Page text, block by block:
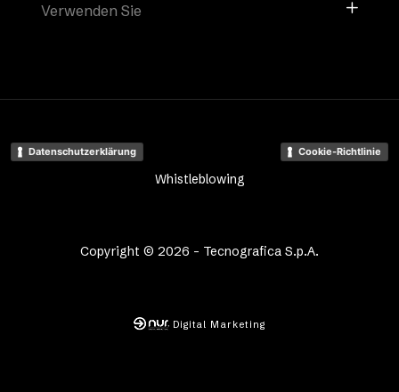
Verwenden Sie
Copyright © 2026 - Tecnografica S.p.A.
Datenschutzerklärung Cookie-Richtlinie
Whistleblowing
Digital Marketing